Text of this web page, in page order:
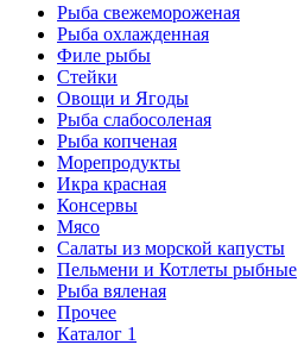
Рыба свежемороженая
Рыба охлажденная
Филе рыбы
Стейки
Овощи и Ягоды
Рыба слабосоленая
Рыба копченая
Морепродукты
Икра красная
Консервы
Мясо
Салаты из морской капусты
Пельмени и Котлеты рыбные
Рыба вяленая
Прочее
Каталог 1